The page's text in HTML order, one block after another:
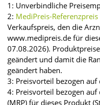
1: Unverbindliche
2: MediPreis-Referenzpreis
Verkaufspreis, den die
www.medipreis.de für
07.08.2026).
geändert und damit die
geändert haben.
3: Preisvorteil bezogen auf
4: Preisvorteil bezogen
(MRP) für dieses Produkt